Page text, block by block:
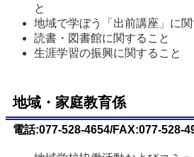
と
地域で学ぼう「出前講座」に関
読書・図書館に関すること
生涯学習の振興に関すること
地域・家庭教育係
電話:077-528-4654/FAX:077-528-